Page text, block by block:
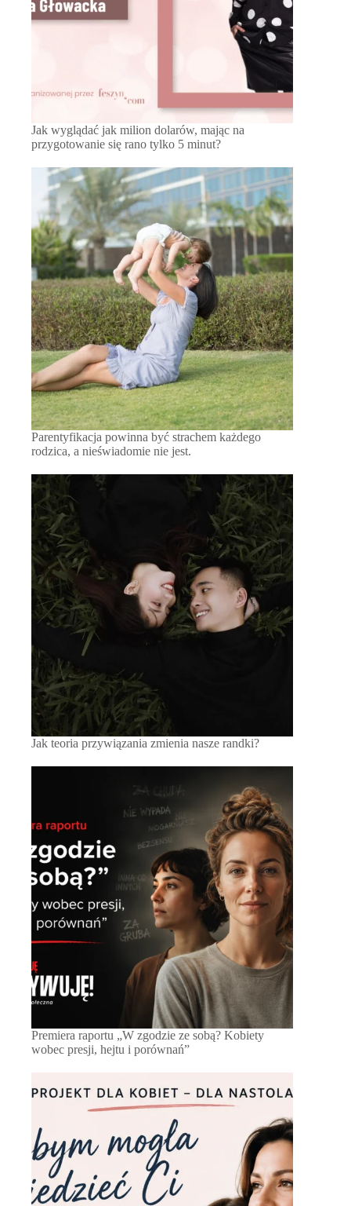
Jak wyglądać jak milion dolarów, mając na
przygotowanie się rano tylko 5 minut?
Parentyfikacja powinna być strachem każdego
rodzica, a nieświadomie nie jest.
Jak teoria przywiązania zmienia nasze randki?
Premiera raportu „W zgodzie ze sobą? Kobiety
wobec presji, hejtu i porównań”